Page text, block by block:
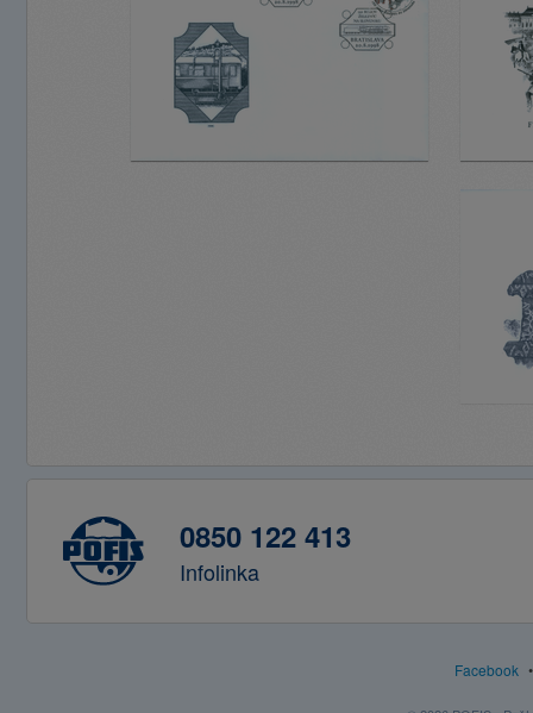
0850 122 413
Infolinka
Facebook